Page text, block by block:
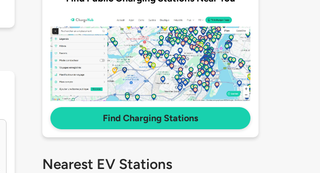
Find Charging Stations
Nearest EV Stations